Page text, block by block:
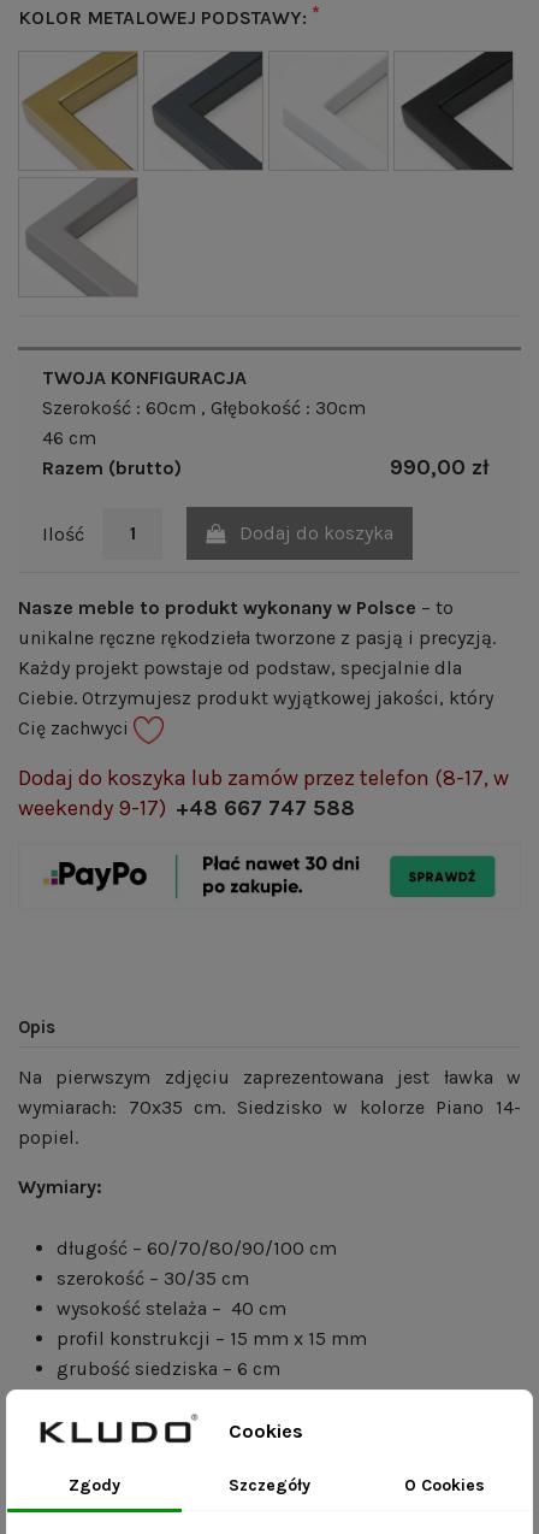
KOLOR METALOWEJ PODSTAWY: *
TWOJA KONFIGURACJA
Szerokość : 60cm , Głębokość : 30cm
46 cm
Razem (brutto)
990,00 zł
Ilość Dodaj do koszyka
Nasze meble to produkt wykonany w Polsce – to
unikalne ręczne rękodzieła tworzone z pasją i precyzją.
Każdy projekt powstaje od podstaw, specjalnie dla
Ciebie. Otrzymujesz produkt wyjątkowej jakości, który
Cię zachwyci
Dodaj do koszyka lub zamów przez telefon (8-17, w
weekendy 9-17) +48 667 747 588
Opis
Na pierwszym zdjęciu zaprezentowana jest ławka w
wymiarach: 70x35 cm. Siedzisko w kolorze Piano 14-
popiel.
Wymiary:
długość – 60/70/80/90/100 cm
szerokość – 30/35 cm
wysokość stelaża – 40 cm
profil konstrukcji – 15 mm x 15 mm
grubość siedziska – 6 cm
trwa do 21 dni roboczych;
Cookies
Zgody Szczegóły O Cookies